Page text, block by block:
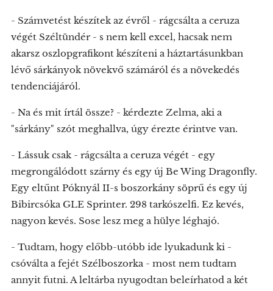
- Számvetést készítek az évről - rágcsálta a ceruza
végét Széltündér - s nem kell excel, hacsak nem
akarsz oszlopgrafikont készíteni a háztartásunkban
lévő sárkányok növekvő számáról és a növekedés
tendenciájáról.
- Na és mit írtál össze? - kérdezte Zelma, aki a
"sárkány" szót meghallva, úgy érezte érintve van.
- Lássuk csak - rágcsálta a ceruza végét - egy
megrongálódott szárny és egy új Be Wing Dragonfly.
Egy eltűnt Póknyál II-s boszorkány söprű és egy új
Bibircsóka GLE Sprinter. 298 tarkószelfi. Ez kevés,
nagyon kevés. Sose lesz meg a hülye léghajó.
- Tudtam, hogy előbb-utóbb ide lyukadunk ki -
csóválta a fejét Szélboszorka - most nem tudtam
annyit futni. A leltárba nyugodtan beleírhatod a két